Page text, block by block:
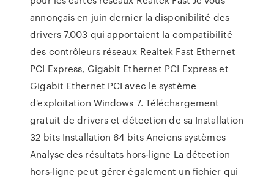
annonçais en juin dernier la disponibilité des
drivers 7.003 qui apportaient la compatibilité
des contrôleurs réseaux Realtek Fast Ethernet
PCI Express, Gigabit Ethernet PCI Express et
Gigabit Ethernet PCI avec le système
d'exploitation Windows 7. Téléchargement
gratuit de drivers et détection de sa Installation
32 bits Installation 64 bits Anciens systèmes
Analyse des résultats hors-ligne La détection
hors-ligne peut gérer également un fichier qui